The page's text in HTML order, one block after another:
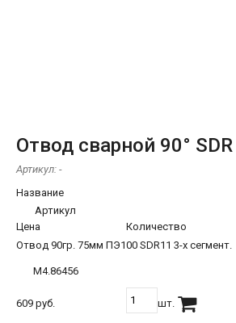
Отвод сварной 90° SDR
Артикул: -
Название
Артикул
Цена
Количество
Отвод 90гр. 75мм ПЭ100 SDR11 3-х сегмент.
М4.86456
609 руб. шт.